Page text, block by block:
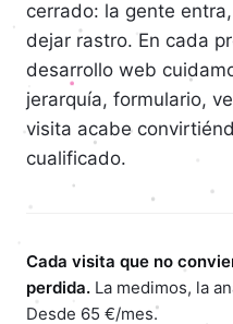
cerrado: la gente
dejar rastro. En cada
desarrollo web
jerarquía, formulario,
visita acabe
cualificado.
Cada visita que no
perdida. La medimos, la
Desde 65 €/mes.